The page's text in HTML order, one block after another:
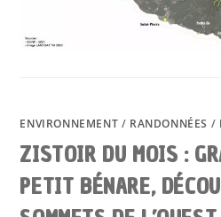
ENVIRONNEMENT / RANDONNÉES /
ZISTOIR DU MOIS :
PETIT BÉNARE,